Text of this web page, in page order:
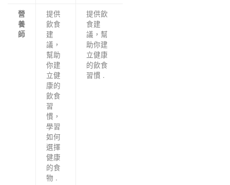
營
養
師
提供
飲食
建
議，
幫助
你建
立健
康的
飲食
習
慣，
學習
如何
選擇
健康
的食
物 .
提供飲
食建
議，幫
助你建
立健康
的飲食
習慣 .